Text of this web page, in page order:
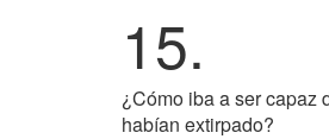
15.
¿Cómo iba a ser capaz
habían extirpado?